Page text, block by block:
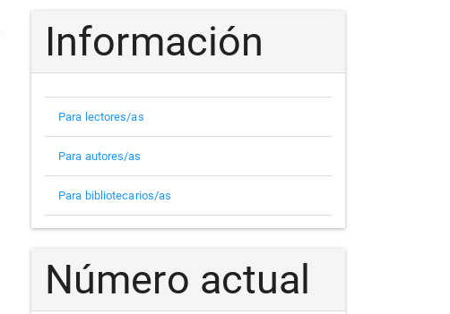
Información
Para lectores/as
Para autores/as
Para bibliotecarios/as
Número actual